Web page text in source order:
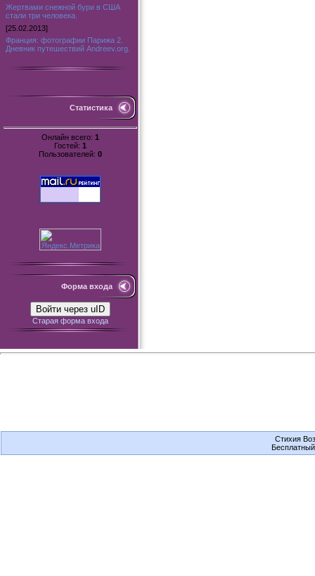
Жертвами снежной бури в США
стали три человека.
[25.02.2013]
Франция: фотографии Парижа 2.
Дневник путешествий Andreev.org.
Статистика
Онлайн всего: 1
Гостей: 1
Пользователей: 0
Форма входа
Войти через uID
Старая форма входа
Стихия